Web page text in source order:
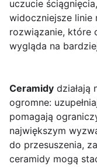
uczucie
widoczniejsze linie
rozwiązanie,
wygląda na
Ceramidy działają
ogromne:
pomagają
największym
do przesuszenia,
ceramidy mogą